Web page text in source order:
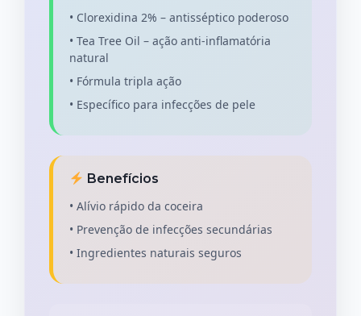
• Clorexidina 2% – antisséptico poderoso
• Tea Tree Oil – ação anti-inflamatória
natural
• Fórmula tripla ação
• Específico para infecções de pele
Benefícios
• Alívio rápido da coceira
• Prevenção de infecções secundárias
• Ingredientes naturais seguros